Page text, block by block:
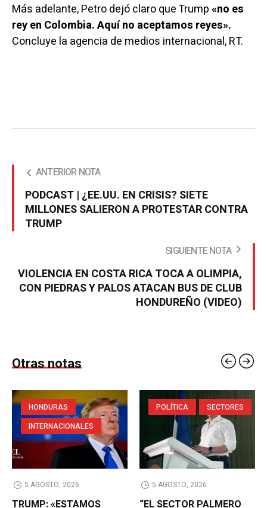
Más adelante, Petrodejó claroque Trump«no es
rey en Colombia. Aquí no aceptamos reyes».
Concluye la agencia de medios internacional, RT.
ANTERIOR NOTA
PODCAST | ¿EE.UU. EN CRISIS? SIETE
MILLONES SALIERON A PROTESTAR CONTRA
TRUMP
SIGUIENTE NOTA
VIOLENCIA EN COSTA RICA TOCA A OLIMPIA,
CON PIEDRAS Y PALOS ATACAN BUS DE CLUB
HONDUREÑO (VIDEO)
Otras notas
HONDURAS
INTERNACIONALES
5 AGOSTO, 2026
TRUMP: «ESTAMOS
POLÍTICA SECTORES
5 AGOSTO, 2026
“EL SECTOR PALMERO